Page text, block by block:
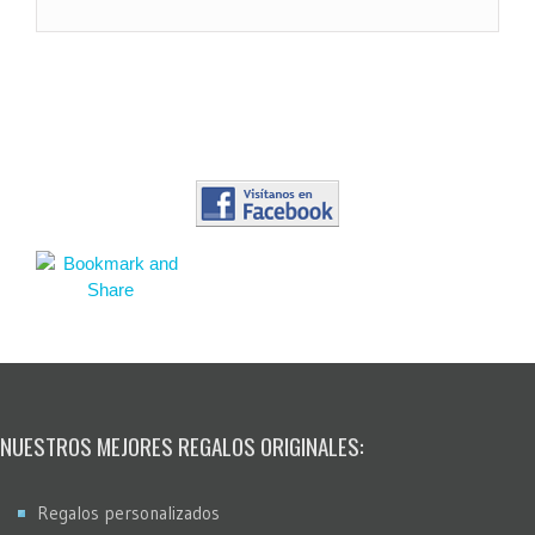
NUESTROS MEJORES REGALOS ORIGINALES:
Regalos personalizados